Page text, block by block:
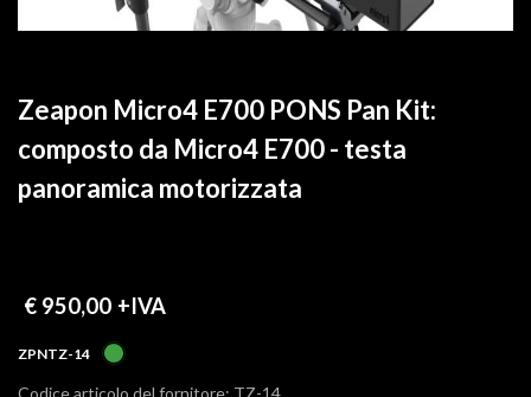
Zeapon Micro4 E700 PONS Pan Kit:
composto da Micro4 E700 - testa
panoramica motorizzata
€ 950,00 +IVA
ZPNTZ-14
Codice articolo del fornitore: TZ-14